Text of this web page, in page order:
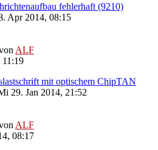
fehlerhaft (9210)
Apr 2014, 08:15
ALF
mit optischem ChipTAN
29. Jan 2014, 21:52
ALF
08:17